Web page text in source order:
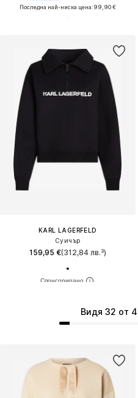
Последна най-ниска цена:99,90 €
KARL LAGERFELD
Суичър
159,95 €(312,84 лв.³)
Видя 32 от